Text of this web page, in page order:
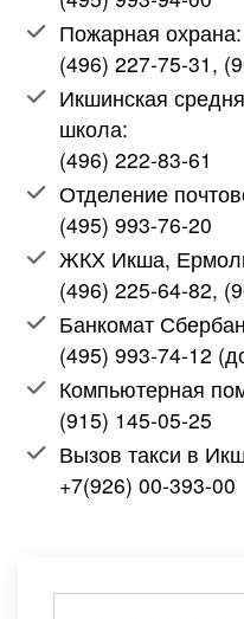
Пожарная охрана:
(496) 227-75-31,
Икшинская
школа:
(496) 222-83-61
Отделение
(495) 993-76-20
ЖКХ Икша,
(496) 225-64-82,
Банкомат
(495) 993-74-12
Компьютерная
(915) 145-05-25
Вызов такси в
+7(926) 00-393-00